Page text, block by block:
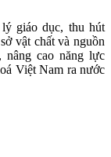
giáo dục, thu hút
vật chất và nguồn
nâng cao năng lực
Việt Nam ra nước